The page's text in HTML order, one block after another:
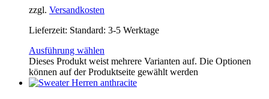
zzgl. Versandkosten
Lieferzeit: Standard: 3-5 Werktage
Ausführung wählen
Dieses Produkt weist mehrere Varianten auf. Die Optionen
können auf der Produktseite gewählt werden